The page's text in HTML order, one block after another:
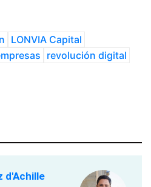
LONVIA Capital
revolución digital
d'Achille